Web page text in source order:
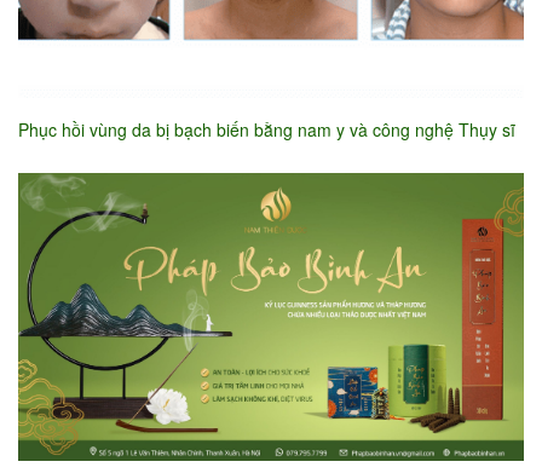
Phục hồi vùng da bị bạch biến bằng nam y và công nghệ Thụy sĩ